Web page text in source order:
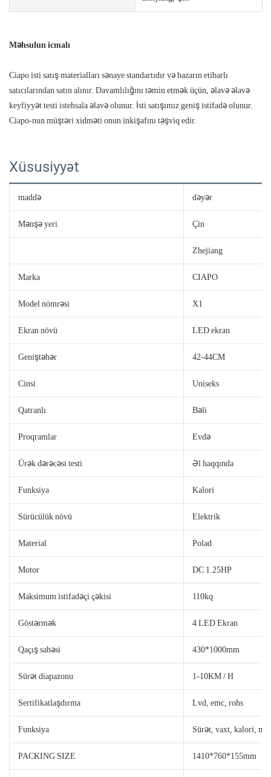
Məhsulun icmalı
Ciapo isti satış materialları sənaye standartıdır və bazarın etibarlı
satıcılarından satın alınır. Davamlılığını təmin etmək üçün, əlavə əlavə
keyfiyyət testi istehsala əlavə olunur. İsti satışımız geniş istifadə olunur.
Ciapo-nun müştəri xidməti onun inkişafını təşviq edir.
Xüsusiyyət
maddə dəyər
Mənşə yeri Çin
Zhejiang
Marka CIAPO
Model nömrəsi X1
Ekran növü LED ekran
Geniştəhər 42-44CM
Cinsi Uniseks
Qatranlı Bəli
Proqramlar Evdə
Ürək dərəcəsi testi Əl haqqında
Funksiya Kalori
Sürücülük növü Elektrik
Material Polad
Motor DC 1.25HP
Maksimum istifadəçi çəkisi 110kq
Göstərmək 4 LED Ekran
Qaçış sahəsi 430*1000mm
Sürət diapazonu 1-10KM / H
Sertifikatlaşdırma Lvd, emc, rohs
Funksiya Sürət, vaxt, kalori,
PACKING SIZE 1410*760*155mm